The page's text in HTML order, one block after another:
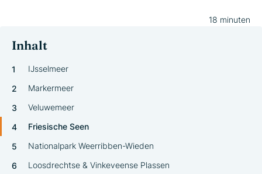
18 minuten
Inhalt
IJsselmeer
Markermeer
Veluwemeer
Friesische Seen
Nationalpark Weerribben-Wieden
Loosdrechtse & Vinkeveense Plassen